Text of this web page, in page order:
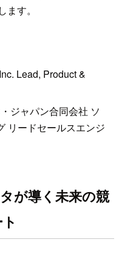
す。
Lead, Product &
ジャパン合同会社 ソ
リードセールスエンジ
が導く未来の競